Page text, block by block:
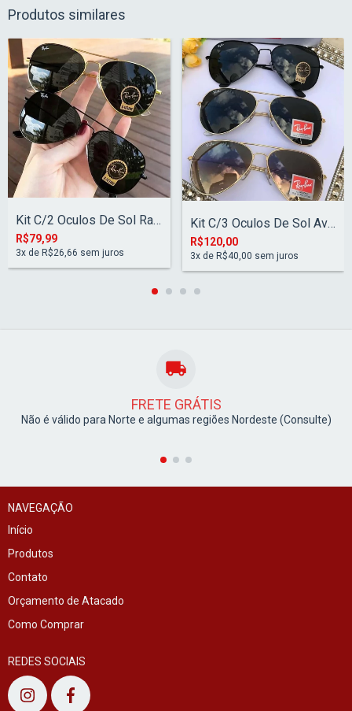
Produtos similares
Kit C/2 Oculos De Sol Ray-Ban Aviador Cl...
R$79,99
3x de R$26,66 sem juros
Kit C/3 Oculos De Sol Aviador Classico D...
R$120,00
3x de R$40,00 sem juros
FRETE GRÁTIS
Não é válido para Norte e algumas regiões Nordeste (Consulte)
NAVEGAÇÃO
Início
Produtos
Contato
Orçamento de Atacado
Como Comprar
REDES SOCIAIS